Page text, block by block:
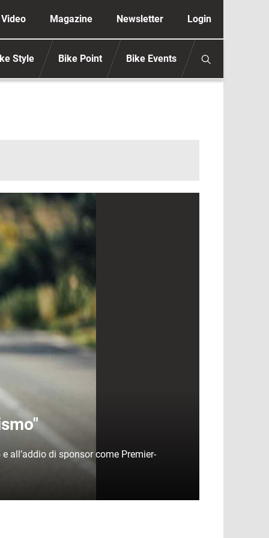
secondaria anonimo
Video Magazine Newsletter Login
Style Bike Point Bike Events
all’addio di sponsor come Premier-